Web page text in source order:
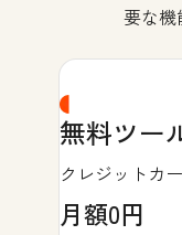
要な機
無料ツー
クレジットカ
月額0円